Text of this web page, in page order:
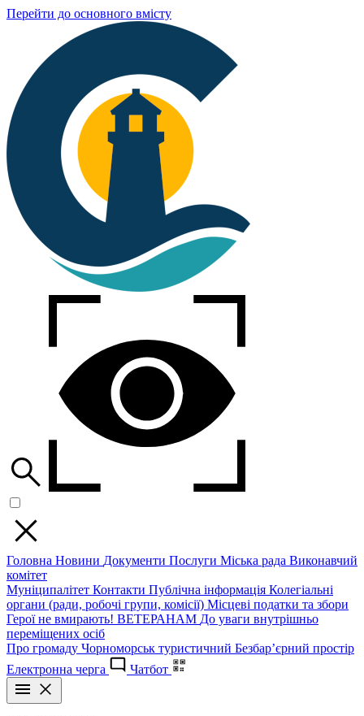
Перейти до основного вмісту
Головна Новини Документи Послуги Міська рада Виконавчий
комітет
Муніципалітет Контакти Публічна інформація Колегіальні
органи (ради, робочі групи, комісії) Місцеві податки та збори
Герої не вмирають! ВЕТЕРАНАМ До уваги внутрішньо
переміщених осіб
Про громаду Чорноморськ туристичний Безбар’єрний простір
Електронна черга
Чатбот